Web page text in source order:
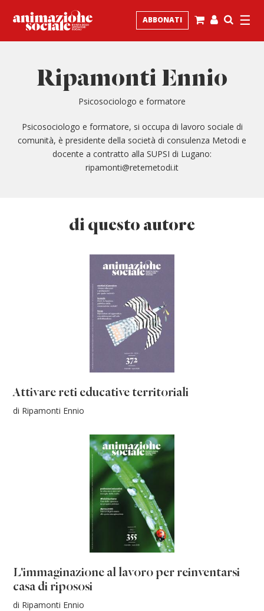
ABBONATI ☰
Ripamonti Ennio
Psicosociologo e formatore
Psicosociologo e formatore, si occupa di lavoro sociale di
comunità, è presidente della società di consulenza Metodi e
docente a contratto alla SUPSI di Lugano:
ripamonti@retemetodi.it
di questo autore
Attivare reti educative territoriali
di Ripamonti Ennio
L'immaginazione al lavoro per reinventarsi
casa di ripososi
di Ripamonti Ennio